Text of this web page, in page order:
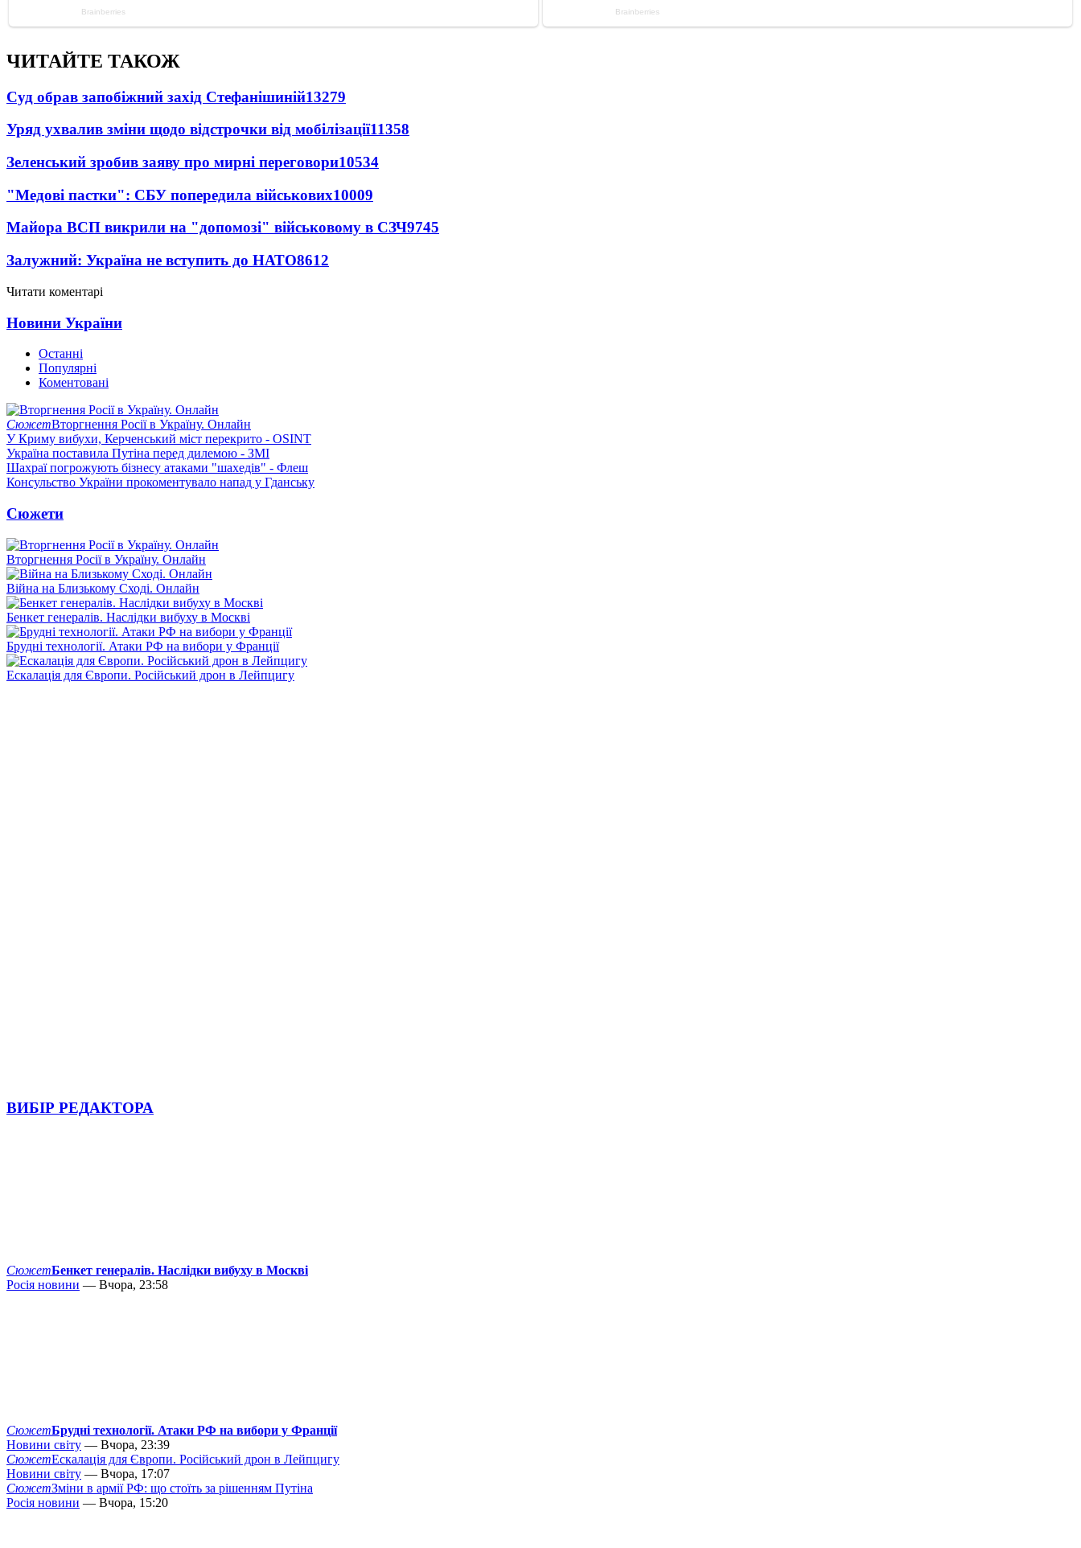
ЧИТАЙТЕ ТАКОЖ
Суд обрав запобіжний захід Стефанішиній13279
Уряд ухвалив зміни щодо відстрочки від мобілізації11358
Зеленський зробив заяву про мирні переговори10534
"Медові пастки": СБУ попередила військових10009
Майора ВСП викрили на "допомозі" військовому в СЗЧ9745
Залужний: Україна не вступить до НАТО8612
Читати коментарі
Новини України
Останні
Популярні
Коментовані
СюжетВторгнення Росії в Україну. Онлайн
У Криму вибухи, Керченський міст перекрито - OSINT
Україна поставила Путіна перед дилемою - ЗМІ
Шахраї погрожують бізнесу атаками "шахедів" - Флеш
Консульство України прокоментувало напад у Гданську
Сюжети
Вторгнення Росії в Україну. Онлайн
Війна на Близькому Сході. Онлайн
Бенкет генералів. Наслідки вибуху в Москві
Брудні технології. Атаки РФ на вибори у Франції
Ескалація для Європи. Російський дрон в Лейпцигу
ВИБІР РЕДАКТОРА
СюжетБенкет генералів. Наслідки вибуху в Москві
Росія новини — Вчора, 23:58
СюжетБрудні технології. Атаки РФ на вибори у Франції
Новини світу — Вчора, 23:39
СюжетЕскалація для Європи. Російський дрон в Лейпцигу
Новини світу — Вчора, 17:07
СюжетЗміни в армії РФ: що стоїть за рішенням Путіна
Росія новини — Вчора, 15:20